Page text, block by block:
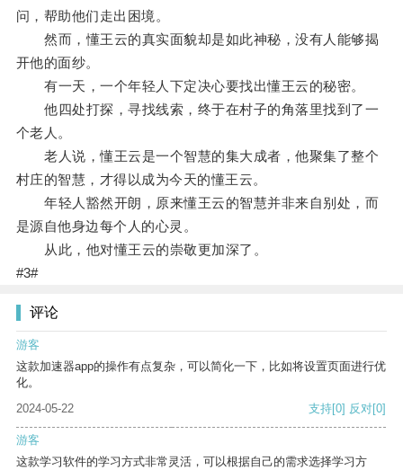
问，帮助他们走出困境。
然而，懂王云的真实面貌却是如此神秘，没有人能够揭
开他的面纱。
有一天，一个年轻人下定决心要找出懂王云的秘密。
他四处打探，寻找线索，终于在村子的角落里找到了一
个老人。
老人说，懂王云是一个智慧的集大成者，他聚集了整个
村庄的智慧，才得以成为今天的懂王云。
年轻人豁然开朗，原来懂王云的智慧并非来自别处，而
是源自他身边每个人的心灵。
从此，他对懂王云的崇敬更加深了。
#3#
评论
游客
这款加速器app的操作有点复杂，可以简化一下，比如将设置页面进行优
化。
2024-05-22
支持[0] 反对[0]
游客
这款学习软件的学习方式非常灵活，可以根据自己的需求选择学习方